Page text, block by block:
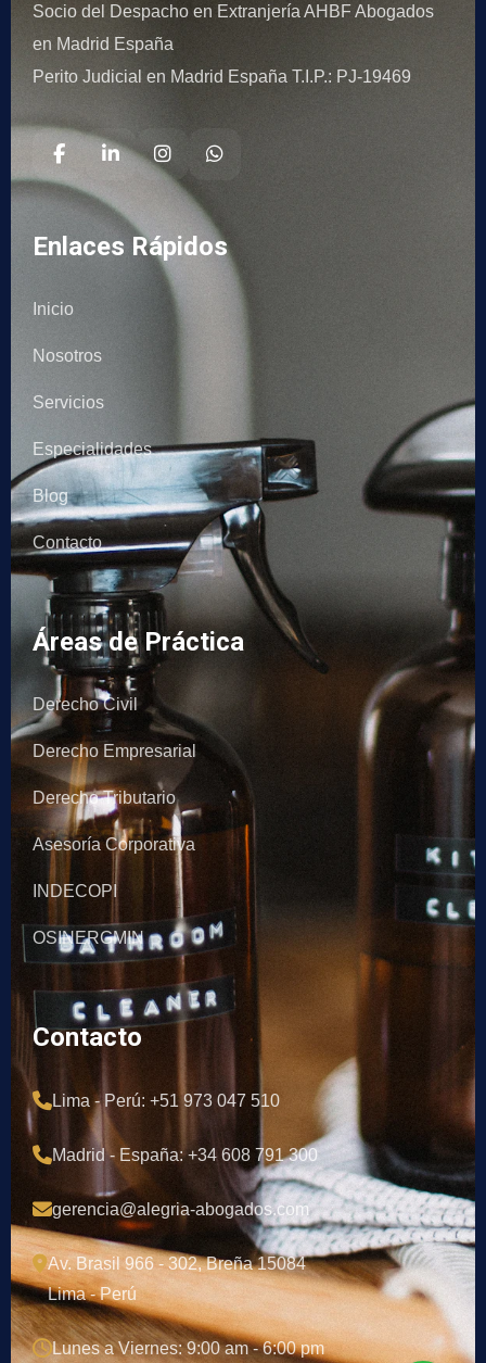
Socio del Despacho en Extranjería AHBF Abogados
en Madrid España
Perito Judicial en Madrid España T.I.P.: PJ-19469
Enlaces Rápidos
Inicio
Nosotros
Servicios
Especialidades
Blog
Contacto
Áreas de Práctica
Derecho Civil
Derecho Empresarial
Derecho Tributario
Asesoría Corporativa
INDECOPI
OSINERGMIN
Contacto
Lima - Perú: +51 973 047 510
Madrid - España: +34 608 791 300
gerencia@alegria-abogados.com
Av. Brasil 966 - 302, Breña 15084
Lima - Perú
Lunes a Viernes: 9:00 am - 6:00 pm